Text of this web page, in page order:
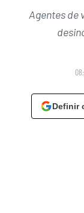
Agentes de
Definir